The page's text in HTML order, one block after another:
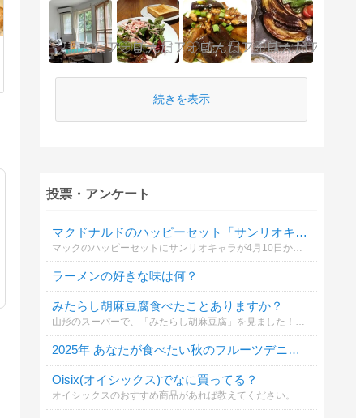
続きを表示
投票・アンケート
マクドナルドのハッピーセット「サンリオキャラクターズ」どれが欲しい？
ラーメンの好きな味は何？
みたらし胡麻豆腐食べたことありますか？
山形のスーパーで、「みたらし胡麻豆腐」を見ました！地元のスーパーで見かけたことがなく、すごく気になりました。
2025年 あなたが食べたい秋のフルーツデニッシュは？
Oisix(オイシックス)でなに買ってる？
オイシックスのおすすめ商品があれば教えてください。